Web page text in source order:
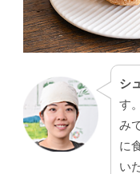
シ
す
み
に
い